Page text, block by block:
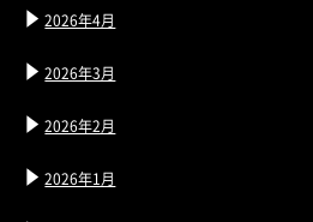
2026年4月
2026年3月
2026年2月
2026年1月